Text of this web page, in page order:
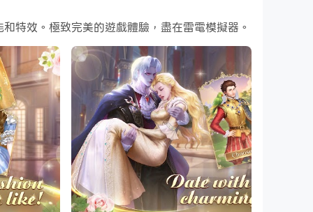
在電腦上下載和玩Queen's Crown吧！
嚴重的混亂，統一分裂的王國。
特效。極致完美的遊戲體驗，盡在雷電模擬器。